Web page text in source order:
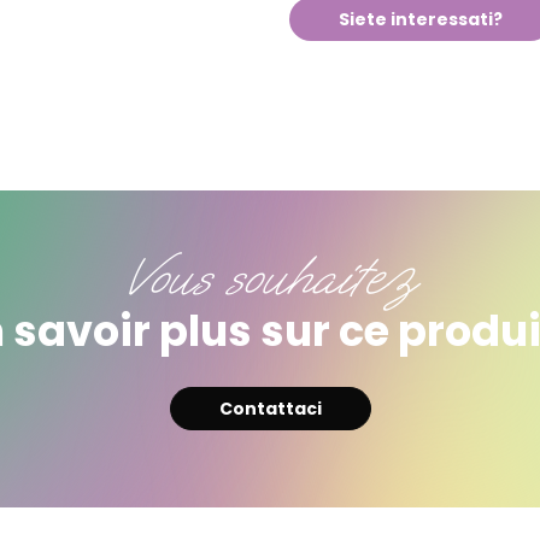
Siete interessati?
Vous souhaitez
savoir plus sur ce
Contattaci